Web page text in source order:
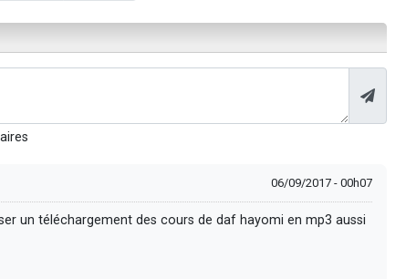
06/09/2017 - 00h07
un téléchargement des cours de daf hayomi en mp3 aussi